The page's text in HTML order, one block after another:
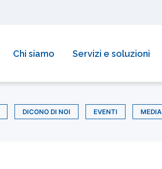
Chi siamo Servizi e soluzioni
DICONO DI NOI EVENTI MEDIA